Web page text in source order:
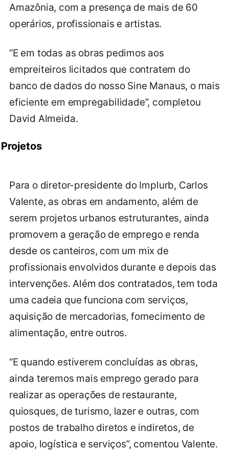
Amazônia, com a presença de mais de 60
operários, profissionais e artistas.
“E em todas as obras pedimos aos
empreiteiros licitados que contratem do
banco de dados do nosso Sine Manaus, o mais
eficiente em empregabilidade”, completou
David Almeida.
Projetos
Para o diretor-presidente do Implurb, Carlos
Valente, as obras em andamento, além de
serem projetos urbanos estruturantes, ainda
promovem a geração de emprego e renda
desde os canteiros, com um mix de
profissionais envolvidos durante e depois das
intervenções. Além dos contratados, tem toda
uma cadeia que funciona com serviços,
aquisição de mercadorias, fornecimento de
alimentação, entre outros.
“E quando estiverem concluídas as obras,
ainda teremos mais emprego gerado para
realizar as operações de restaurante,
quiosques, de turismo, lazer e outras, com
postos de trabalho diretos e indiretos, de
apoio, logística e serviços”, comentou Valente.